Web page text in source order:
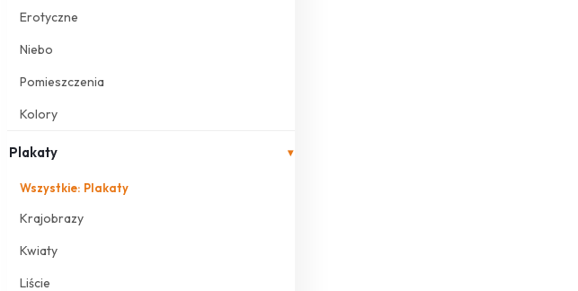
Erotyczne
Niebo
Pomieszczenia
Kolory
Plakaty ▾
Wszystkie: Plakaty
Krajobrazy
Kwiaty
Liście